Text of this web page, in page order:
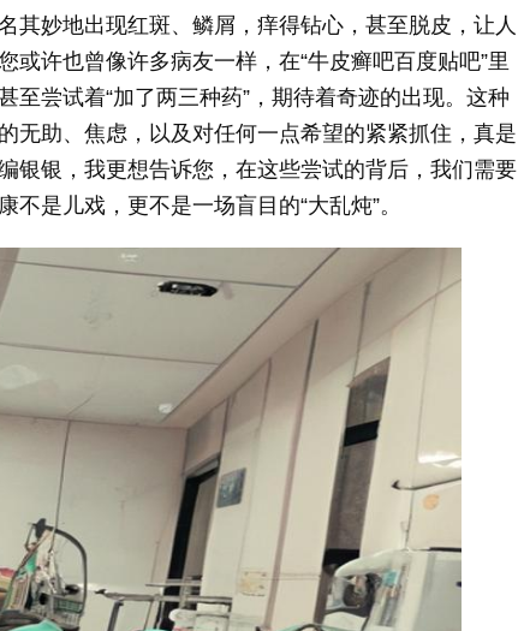
其妙地出现红斑、鳞屑，痒得钻心，甚至脱皮，让人
或许也曾像许多病友一样，在“牛皮癣吧百度贴吧”里
至尝试着“加了两三种药”，期待着奇迹的出现。这种
无助、焦虑，以及对任何一点希望的紧紧抓住，真是
银银，我更想告诉您，在这些尝试的背后，我们需要
是儿戏，更不是一场盲目的“大乱炖”。